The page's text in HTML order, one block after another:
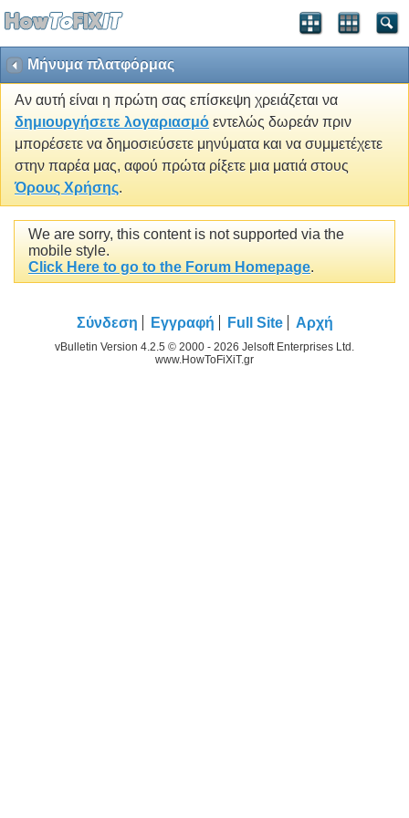
Μήνυμα πλατφόρμας
Αν αυτή είναι η πρώτη σας επίσκεψη χρειάζεται να
δημιουργήσετε λογαριασμό εντελώς δωρεάν πριν
μπορέσετε να δημοσιεύσετε μηνύματα και να συμμετέχετε
στην παρέα μας, αφού πρώτα ρίξετε μια ματιά στους
Όρους Χρήσης.
We are sorry, this content is not supported via the
mobile style.
Click Here to go to the Forum Homepage.
Σύνδεση Εγγραφή Full Site Αρχή
vBulletin Version 4.2.5 © 2000 - 2026 Jelsoft Enterprises Ltd.
www.HowToFiXiT.gr